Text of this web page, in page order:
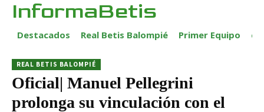
InformaBetis
Destacados Real Betis Balompié Primer Equipo
REAL BETIS BALOMPIÉ
Oficial| Manuel Pellegrini
prolonga su vinculación con el